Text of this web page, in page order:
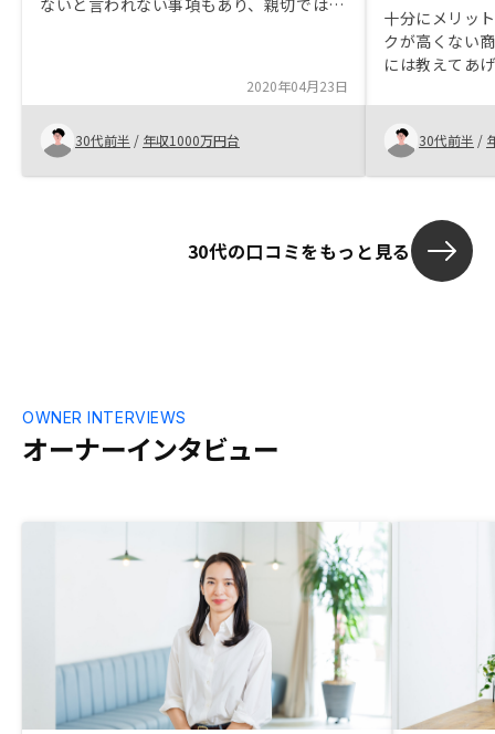
ないと言われない事項もあり、親切では無
スクをより幅広く、丁寧に説明すること。
ことを現場に課しているが現場の人間はど
象を払拭する為にはそもそも中間省略を禁
2020年04月23日
30代前半 / 年収1000万円台
十分にメリッ
クが高くない
には教えてあ
です。あとは
のかどうかを
欲しいです。
30代前半 /
30代の口コミをもっと見る
オーナーインタビュー
OWNER INTERVIEWS